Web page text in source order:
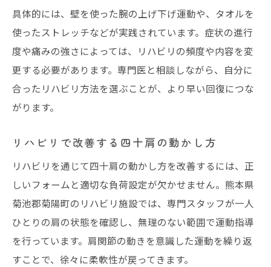
具体的には、壁を使った腕の上げ下げ運動や、タオルを
使ったストレッチなどが実践されています。症状の進行
度や痛みの強さによっては、リハビリの頻度や内容を変
更する必要があります。専門医と相談しながら、自分に
合ったリハビリ方法を選ぶことが、より早い回復につな
がります。
リハビリで改善する四十肩の動かし方
リハビリを通じて四十肩の動かし方を改善するには、正
しいフォームと適切な負荷設定が欠かせません。熊本県
菊池郡菊陽町のリハビリ施設では、専門スタッフが一人
ひとりの肩の状態を確認し、無理のない範囲で運動指導
を行っています。肩関節の動きを意識した運動を繰り返
すことで、徐々に柔軟性が戻ってきます。